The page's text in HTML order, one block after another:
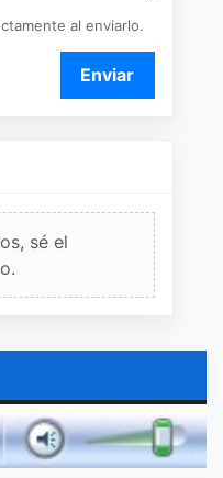
al enviarlo.
Enviar
sé el